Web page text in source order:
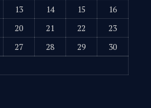
13 14 15
16
20 21 22
23
27 28 29
30